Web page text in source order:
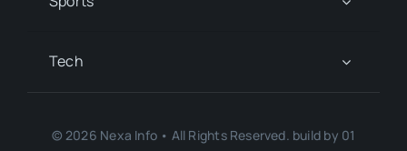
Tech
© 2026 Nexa Info • All Rights Reserved. build by 01